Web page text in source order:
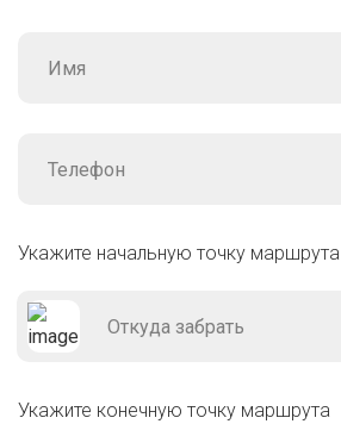
Укажите начальную точку маршрута
Укажите конечную точку маршрута